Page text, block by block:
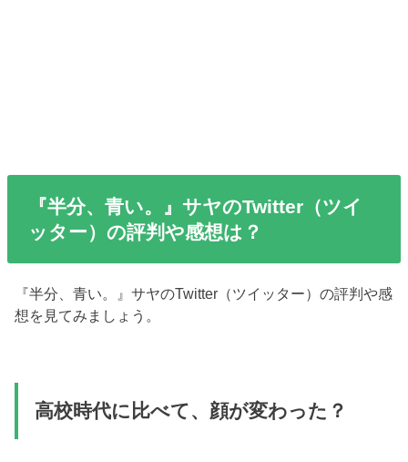
『半分、青い。』サヤのTwitter（ツイ
ッター）の評判や感想は？
『半分、青い。』サヤのTwitter（ツイッター）の評判や感
想を見てみましょう。
高校時代に比べて、顔が変わった？